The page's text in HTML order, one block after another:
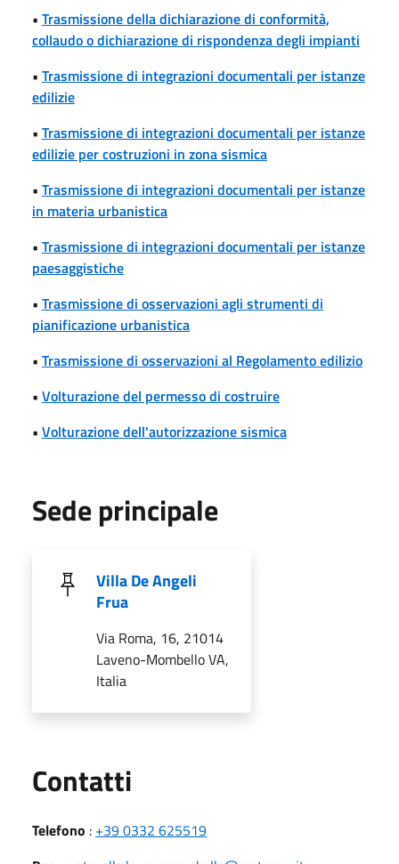
• Trasmissione della dichiarazione di conformità,
collaudo o dichiarazione di rispondenza degli impianti
• Trasmissione di integrazioni documentali per istanze
edilizie
• Trasmissione di integrazioni documentali per istanze
edilizie per costruzioni in zona sismica
• Trasmissione di integrazioni documentali per istanze
in materia urbanistica
• Trasmissione di integrazioni documentali per istanze
paesaggistiche
• Trasmissione di osservazioni agli strumenti di
pianificazione urbanistica
• Trasmissione di osservazioni al Regolamento edilizio
• Volturazione del permesso di costruire
• Volturazione dell'autorizzazione sismica
Sede principale
Villa De Angeli
Frua
Via Roma, 16, 21014
Laveno-Mombello VA,
Italia
Contatti
Telefono : +39 0332 625519